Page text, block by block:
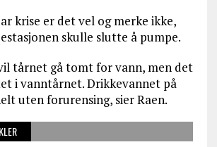
krise er det vel og merke ikke,
skulle slutte å pumpe.
tårnet gå tomt for vann, men det
i vanntårnet. Drikkevannet på
uten forurensing, sier Raen.